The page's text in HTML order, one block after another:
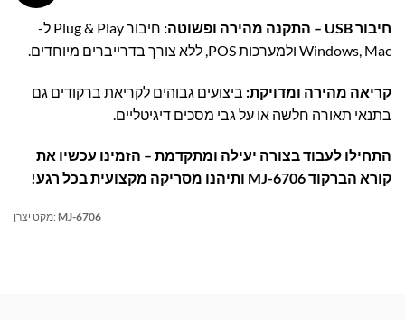
חיבור USB – התקנה מהירה ופשוטה:
חיבור Plug & Play ל-
Windows, Mac ולמערכות POS, ללא צורך בדרייברים מיוחדים.
קריאה מהירה ומדויקת: ביצועים גבוהים לקריאת ברקודים גם
בתנאי תאורה חלשה או על גבי מסכים דיגיטליים.
התחילו לעבוד בצורה יעילה ומתקדמת – הזמינו עכשיו את
קורא הברקוד MJ-6706 ותיהנו מסריקה מקצועית בכל רגע!
מקט יצרן: MJ-6706